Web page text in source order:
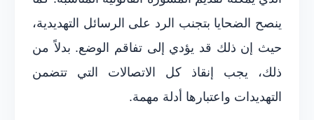
ينصح الضحايا بتجنب الرد على الرسائل التهديدية،
حيث إن ذلك قد يؤدي إلى تفاقم الوضع. بدلاً من
ذلك، يجب إنقاذ كل الاتصالات التي تتضمن
التهديدات واعتبارها أدلة مهمة.